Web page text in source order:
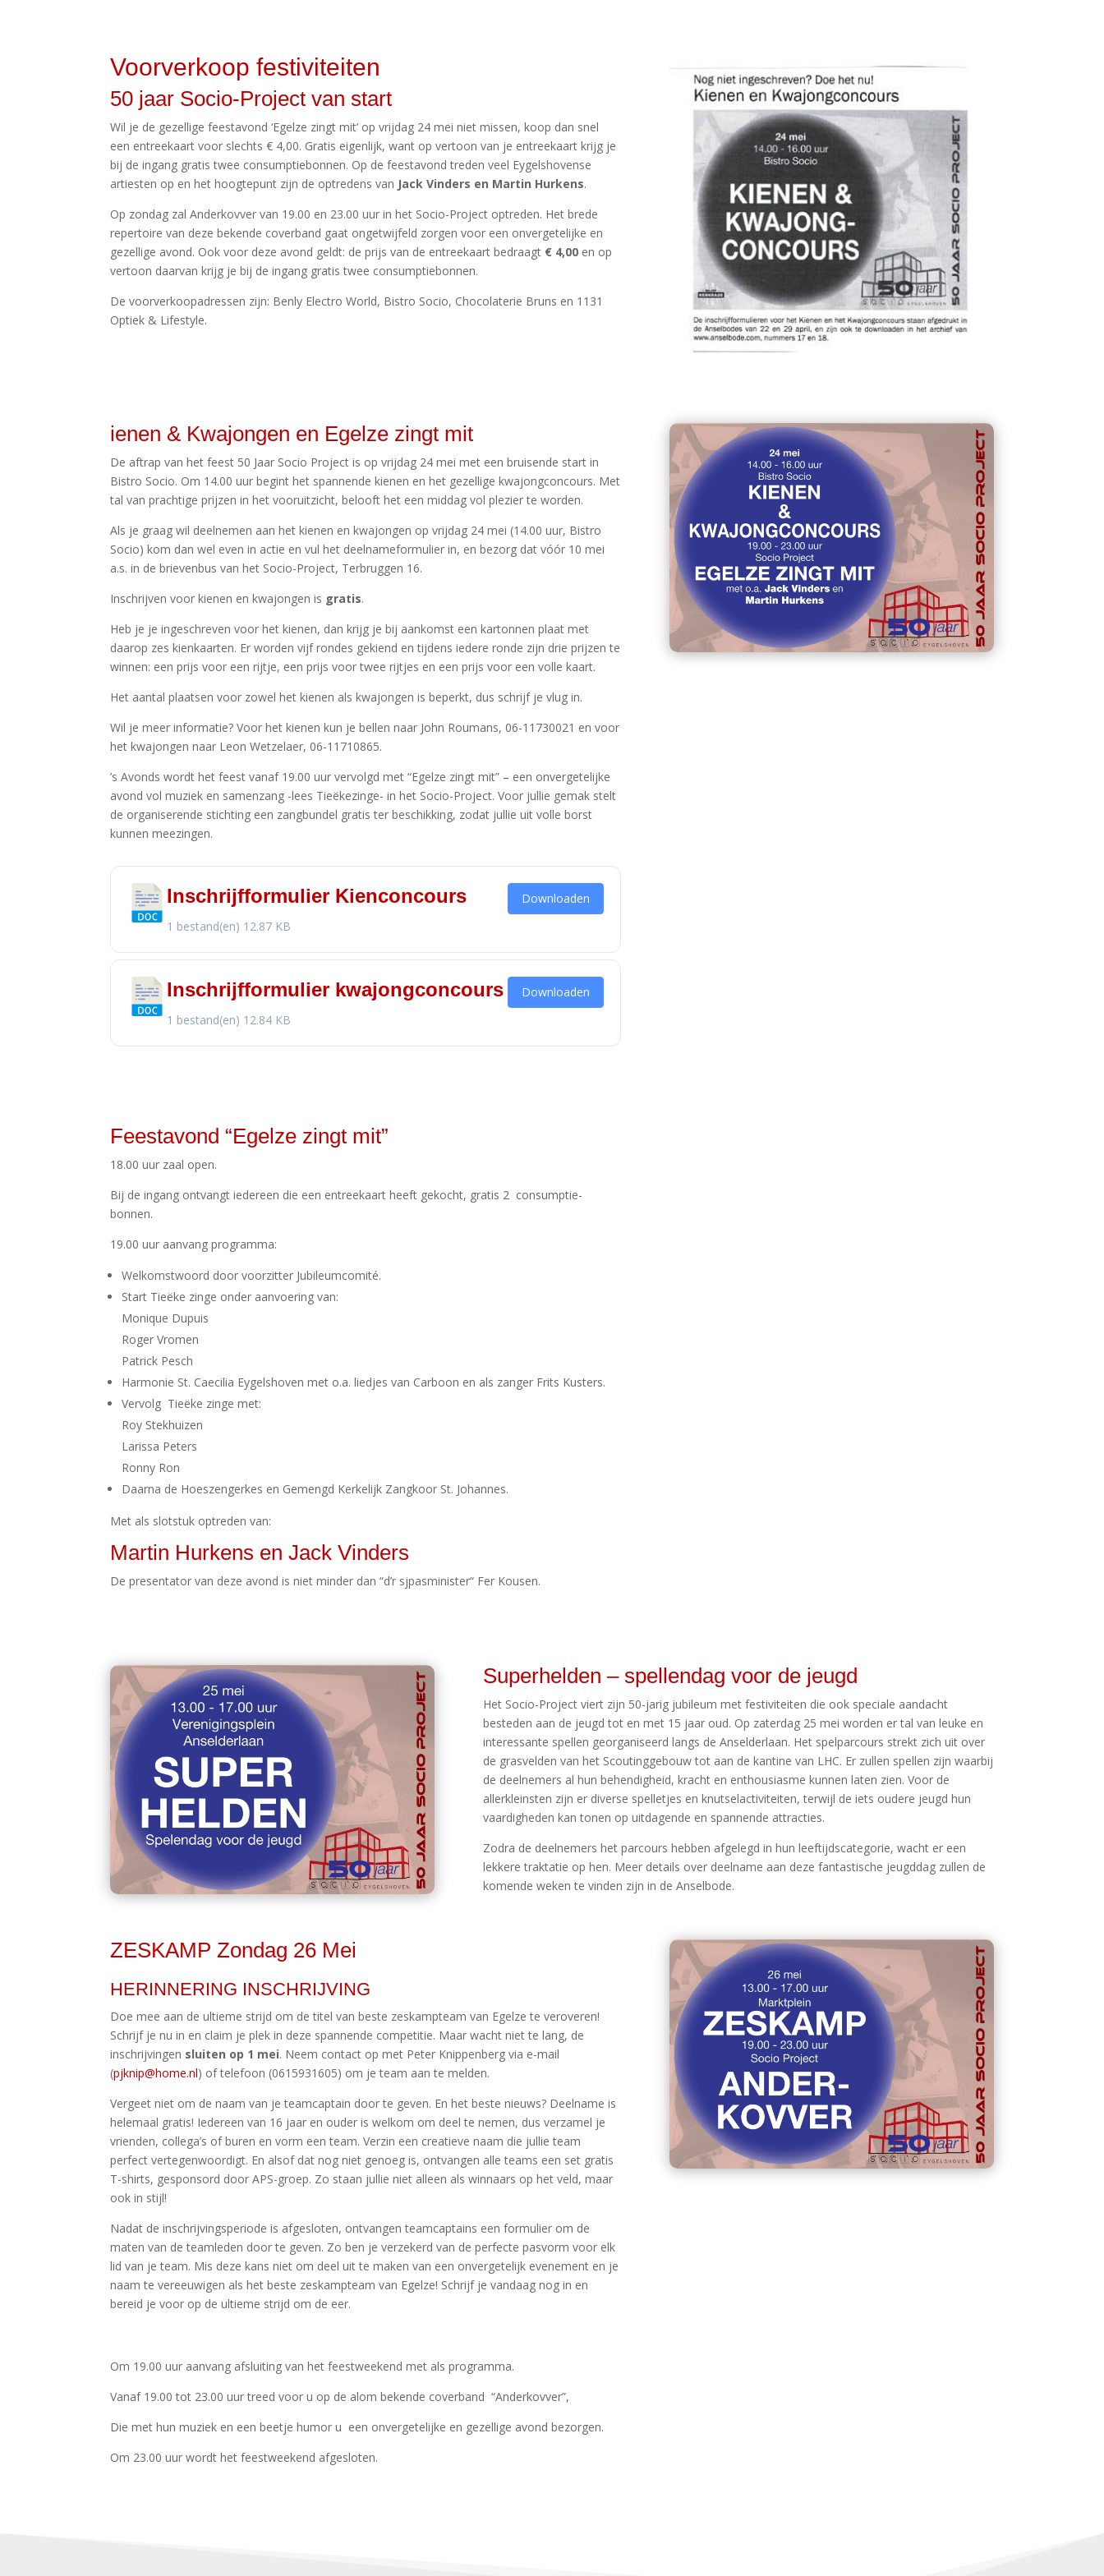
Voorverkoop festiviteiten
50 jaar Socio-Project van start
Wil je de gezellige feestavond ‘Egelze zingt mit’ op vrijdag 24 mei niet missen, koop dan snel
een entreekaart voor slechts € 4,00. Gratis eigenlijk, want op vertoon van je entreekaart krijg je
bij de ingang gratis twee consumptiebonnen. Op de feestavond treden veel Eygelshovense
artiesten op en het hoogtepunt zijn de optredens van Jack Vinders en Martin Hurkens.
Op zondag zal Anderkovver van 19.00 en 23.00 uur in het Socio-Project optreden. Het brede
repertoire van deze bekende coverband gaat ongetwijfeld zorgen voor een onvergetelijke en
gezellige avond. Ook voor deze avond geldt: de prijs van de entreekaart bedraagt € 4,00 en op
vertoon daarvan krijg je bij de ingang gratis twee consumptiebonnen.
De voorverkoopadressen zijn: Benly Electro World, Bistro Socio, Chocolaterie Bruns en 1131
Optiek & Lifestyle.
ienen & Kwajongen en Egelze zingt mit
De aftrap van het feest 50 Jaar Socio Project is op vrijdag 24 mei met een bruisende start in
Bistro Socio. Om 14.00 uur begint het spannende kienen en het gezellige kwajongconcours. Met
tal van prachtige prijzen in het vooruitzicht, belooft het een middag vol plezier te worden.
Als je graag wil deelnemen aan het kienen en kwajongen op vrijdag 24 mei (14.00 uur, Bistro
Socio) kom dan wel even in actie en vul het deelnameformulier in, en bezorg dat vóór 10 mei
a.s. in de brievenbus van het Socio-Project, Terbruggen 16.
Inschrijven voor kienen en kwajongen is gratis.
Heb je je ingeschreven voor het kienen, dan krijg je bij aankomst een kartonnen plaat met
daarop zes kienkaarten. Er worden vijf rondes gekiend en tijdens iedere ronde zijn drie prijzen te
winnen: een prijs voor een rijtje, een prijs voor twee rijtjes en een prijs voor een volle kaart.
Het aantal plaatsen voor zowel het kienen als kwajongen is beperkt, dus schrijf je vlug in.
Wil je meer informatie? Voor het kienen kun je bellen naar John Roumans, 06-11730021 en voor
het kwajongen naar Leon Wetzelaer, 06-11710865.
’s Avonds wordt het feest vanaf 19.00 uur vervolgd met “Egelze zingt mit” – een onvergetelijke
avond vol muziek en samenzang -lees Tieëkezinge- in het Socio-Project. Voor jullie gemak stelt
de organiserende stichting een zangbundel gratis ter beschikking, zodat jullie uit volle borst
kunnen meezingen.
Inschrijfformulier Kienconcours
1 bestand(en) 12.87 KB
Downloaden
Inschrijfformulier kwajongconcours
1 bestand(en) 12.84 KB
Downloaden
Feestavond “Egelze zingt mit”
18.00 uur zaal open.
Bij de ingang ontvangt iedereen die een entreekaart heeft gekocht, gratis 2 consumptie-
bonnen.
19.00 uur aanvang programma:
Welkomstwoord door voorzitter Jubileumcomité.
Start Tieëke zinge onder aanvoering van:
Monique Dupuis
Roger Vromen
Patrick Pesch
Harmonie St. Caecilia Eygelshoven met o.a. liedjes van Carboon en als zanger Frits Kusters.
Vervolg Tieëke zinge met:
Roy Stekhuizen
Larissa Peters
Ronny Ron
Daarna de Hoeszengerkes en Gemengd Kerkelijk Zangkoor St. Johannes.
Met als slotstuk optreden van:
Martin Hurkens en Jack Vinders
De presentator van deze avond is niet minder dan “d’r sjpasminister“ Fer Kousen.
Superhelden – spellendag voor de jeugd
Het Socio-Project viert zijn 50-jarig jubileum met festiviteiten die ook speciale aandacht
besteden aan de jeugd tot en met 15 jaar oud. Op zaterdag 25 mei worden er tal van leuke en
interessante spellen georganiseerd langs de Anselderlaan. Het spelparcours strekt zich uit over
de grasvelden van het Scoutinggebouw tot aan de kantine van LHC. Er zullen spellen zijn waarbij
de deelnemers al hun behendigheid, kracht en enthousiasme kunnen laten zien. Voor de
allerkleinsten zijn er diverse spelletjes en knutselactiviteiten, terwijl de iets oudere jeugd hun
vaardigheden kan tonen op uitdagende en spannende attracties.
Zodra de deelnemers het parcours hebben afgelegd in hun leeftijdscategorie, wacht er een
lekkere traktatie op hen. Meer details over deelname aan deze fantastische jeugddag zullen de
komende weken te vinden zijn in de Anselbode.
ZESKAMP Zondag 26 Mei
HERINNERING INSCHRIJVING
Doe mee aan de ultieme strijd om de titel van beste zeskampteam van Egelze te veroveren!
Schrijf je nu in en claim je plek in deze spannende competitie. Maar wacht niet te lang, de
inschrijvingen sluiten op 1 mei. Neem contact op met Peter Knippenberg via e-mail
(pjknip@home.nl) of telefoon (0615931605) om je team aan te melden.
Vergeet niet om de naam van je teamcaptain door te geven. En het beste nieuws? Deelname is
helemaal gratis! Iedereen van 16 jaar en ouder is welkom om deel te nemen, dus verzamel je
vrienden, collega’s of buren en vorm een team. Verzin een creatieve naam die jullie team
perfect vertegenwoordigt. En alsof dat nog niet genoeg is, ontvangen alle teams een set gratis
T-shirts, gesponsord door APS-groep. Zo staan jullie niet alleen als winnaars op het veld, maar
ook in stijl!
Nadat de inschrijvingsperiode is afgesloten, ontvangen teamcaptains een formulier om de
maten van de teamleden door te geven. Zo ben je verzekerd van de perfecte pasvorm voor elk
lid van je team. Mis deze kans niet om deel uit te maken van een onvergetelijk evenement en je
naam te vereeuwigen als het beste zeskampteam van Egelze! Schrijf je vandaag nog in en
bereid je voor op de ultieme strijd om de eer.
Om 19.00 uur aanvang afsluiting van het feestweekend met als programma.
Vanaf 19.00 tot 23.00 uur treed voor u op de alom bekende coverband “Anderkovver”,
Die met hun muziek en een beetje humor u een onvergetelijke en gezellige avond bezorgen.
Om 23.00 uur wordt het feestweekend afgesloten.